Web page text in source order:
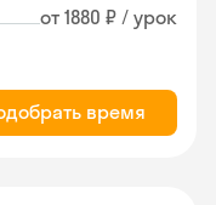
от 1880 ₽ / урок
время